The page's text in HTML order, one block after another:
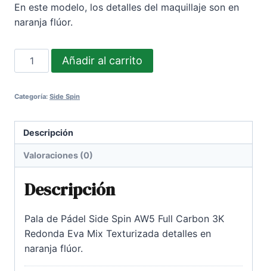
En este modelo, los detalles del maquillaje son en
naranja flúor.
SIDE
SPIN
FCO
2019
-
ORANGE
Añadir al carrito
Categoría: Side Spin
Descripción
Valoraciones (0)
Descripción
Pala de Pádel Side Spin AW5 Full Carbon 3K
Redonda Eva Mix Texturizada detalles en
naranja flúor.